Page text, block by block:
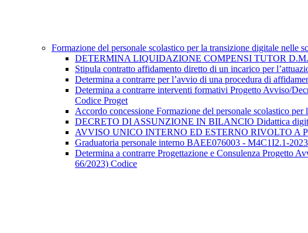
Formazione del personale scolastico per la transizione digitale
DETERMINA LIQUIDAZIONE COMPENSI TUTOR D.M.
Stipula contratto affidamento diretto di un incarico per
Determina a contrarre per l’avvio di una procedura di
Determina a contrarre interventi formativi Progetto Avviso/
Codice Proget
Accordo concessione Formazione del personale scolastico
DECRETO DI ASSUNZIONE IN BILANCIO Didattica
AVVISO UNICO INTERNO ED ESTERNO RIVOLTO A
Graduatoria personale interno BAEE076003 - M4C1I2.1-
Determina a contrarre Progettazione e Consulenza Progetto
66/2023) Codice